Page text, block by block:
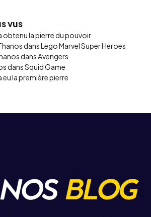
vus
obtenu la pierre du pouvoir
dans Lego Marvel Super Heroes
dans Avengers
dans Squid Game
la première pierre